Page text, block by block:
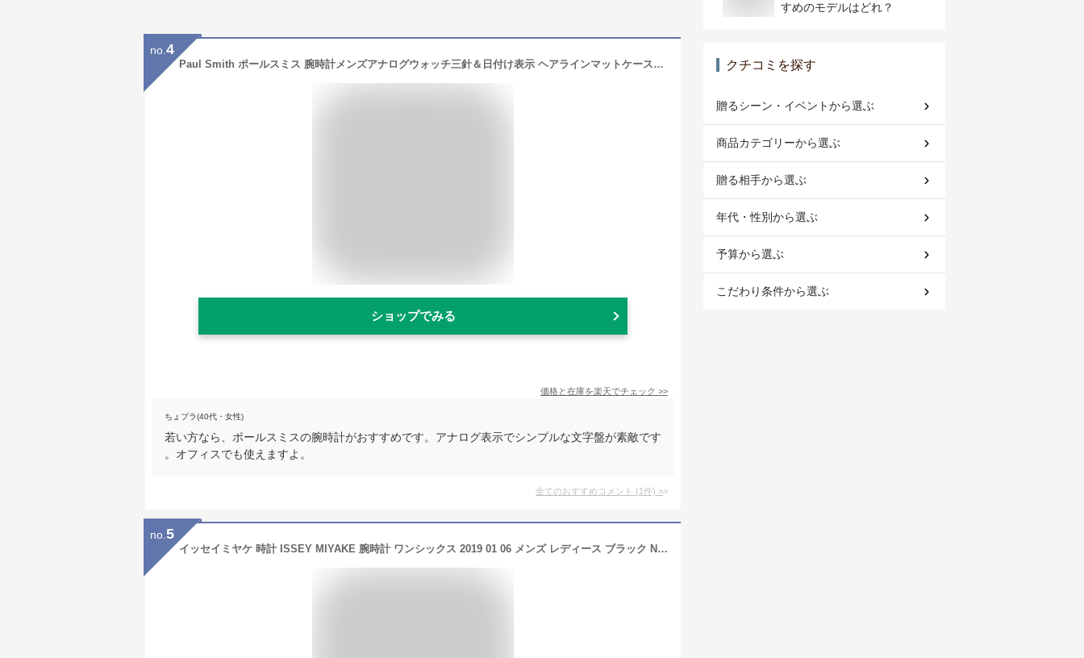
no. 4
Paul Smith ポールスミス 腕時計メンズアナログウォッチ三針＆日付け表示 ヘアラインマットケースダークグレー オリーブグリーン ブラック オイルヌバックレザーベルトダイヤルアウトライン コントラストカラーブラックカモフラージュ革ベルト
ショップでみる
価格と在庫を楽天でチェック >>
ちょプラ(40代・女性)
若い方なら、ポールスミスの腕時計がおすすめです。アナログ表示でシンプルな文字盤が素敵です
。オフィスでも使えますよ。
全てのおすすめコメント (1件) >
no. 5
イッセイミヤケ 時計 ISSEY MIYAKE 腕時計 ワンシックス 2019 01 06 メンズ レディース ブラック NYAK001 デザイン シンプル 機械式 メカニカル 自動巻き 人気 アナログ ラウンド ファッション カジュアル お祝い 冬 新社会人 プレゼント ギフト 観光 遠足 旅行
すめのモデルはどれ？
クチコミを探す
贈るシーン・イベントから選ぶ
商品カテゴリーから選ぶ
贈る相手から選ぶ
年代・性別から選ぶ
予算から選ぶ
こだわり条件から選ぶ